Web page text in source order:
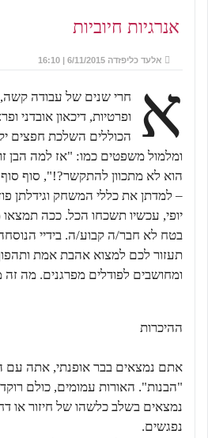
אנרגיות חיוביות
אלעד כליפזדה 6/11/2015 | 16:10
א
חרי שנים של עבודה
ופרטיות, דיכאון אובדני
הכוללים השלכת חפצים
ומלמול משפטים כמו: "אז למה הבן
הוא לא מתכוון להתקשר?!", סוף
– למדתן את כללי המשחק וגידלתן
יופי, עכשיו תשכחו הכל. ככה
בטח לא חבר/ה קבוע/ה. בידיי
תעזור לכם למצוא אהבת אמת
ומחושבים לפודלים מפרגנים. מה זה
ההיכרות
אתם נמצאים בבר אופנתי, אתה עם
"הבנות". האורות עמומים, כולם
נמצאים בשלב כלשהו של חיזור או
נפגשים.